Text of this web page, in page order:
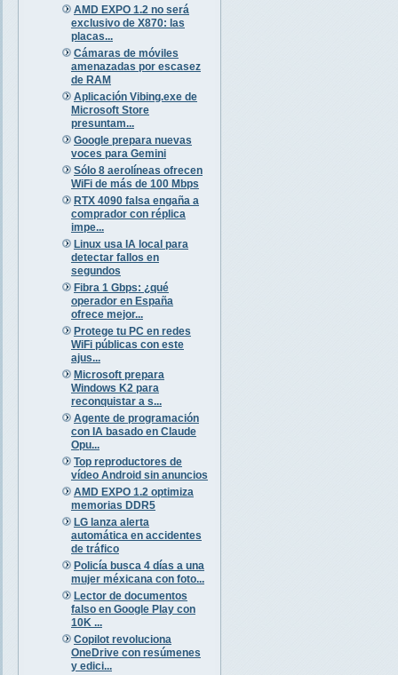
AMD EXPO 1.2 no será
exclusivo de X870: las
placas...
Cámaras de móviles
amenazadas por escasez
de RAM
Aplicación Vibing.exe de
Microsoft Store
presuntam...
Google prepara nuevas
voces para Gemini
Sólo 8 aerolíneas ofrecen
WiFi de más de 100 Mbps
RTX 4090 falsa engaña a
comprador con réplica
impe...
Linux usa IA local para
detectar fallos en
segundos
Fibra 1 Gbps: ¿qué
operador en España
ofrece mejor...
Protege tu PC en redes
WiFi públicas con este
ajus...
Microsoft prepara
Windows K2 para
reconquistar a s...
Agente de programación
con IA basado en Claude
Opu...
Top reproductores de
vídeo Android sin anuncios
AMD EXPO 1.2 optimiza
memorias DDR5
LG lanza alerta
automática en accidentes
de tráfico
Policía busca 4 días a una
mujer méxicana con foto...
Lector de documentos
falso en Google Play con
10K ...
Copilot revoluciona
OneDrive con resúmenes
y edici...